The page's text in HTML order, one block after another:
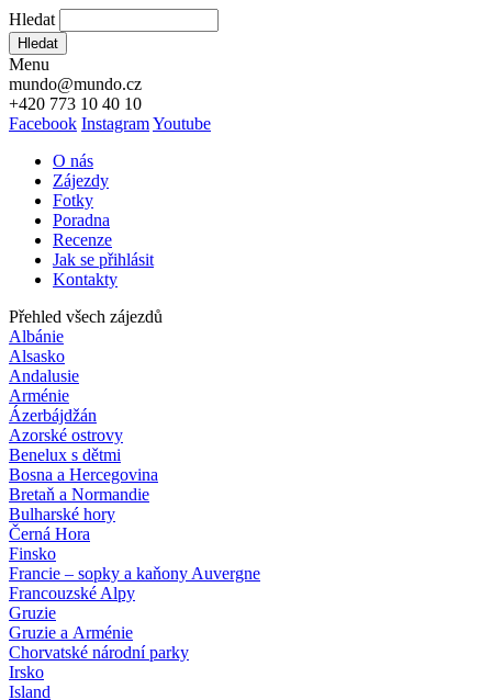
Hledat
Hledat
Menu
mundo@mundo.cz
+420 773 10 40 10
Facebook InstagramYoutube
O nás
Zájezdy
Fotky
Poradna
Recenze
Jak se přihlásit
Kontakty
Přehled všech zájezdů
Albánie
Alsasko
Andalusie
Arménie
Ázerbájdžán
Azorské ostrovy
Benelux s dětmi
Bosna a Hercegovina
Bretaň a Normandie
Bulharské hory
Černá Hora
Finsko
Francie – sopky a kaňony Auvergne
Francouzské Alpy
Gruzie
Gruzie a Arménie
Chorvatské národní parky
Irsko
Island